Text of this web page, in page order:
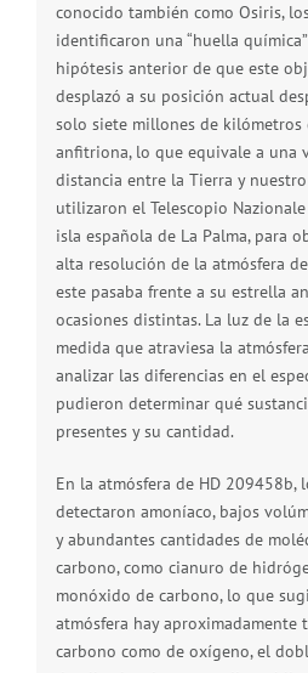
conocido también como Osiris,
identificaron una “huella
hipótesis anterior de que este
desplazó a su posición actual
solo siete millones de kilómetros
anfitriona, lo que equivale a una
distancia entre la Tierra y
utilizaron el Telescopio
isla española de La Palma, para
alta resolución de la atmósfera
este pasaba frente a su estrella
ocasiones distintas. La luz de la
medida que atraviesa la
analizar las diferencias en el
pudieron determinar qué
presentes y su cantidad.
En la atmósfera de HD 209458b,
detectaron amoníaco, bajos
y abundantes cantidades de
carbono, como cianuro de
monóxido de carbono, lo que
atmósfera hay aproximadamente
carbono como de oxígeno, el